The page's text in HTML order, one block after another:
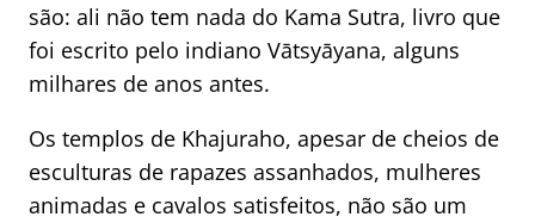
são: ali não tem nada do Kama Sutra, livro que
foi escrito pelo indiano Vātsyāyana, alguns
milhares de anos antes.
Os templos de Khajuraho, apesar de cheios de
esculturas de rapazes assanhados, mulheres
animadas e cavalos satisfeitos, não são um